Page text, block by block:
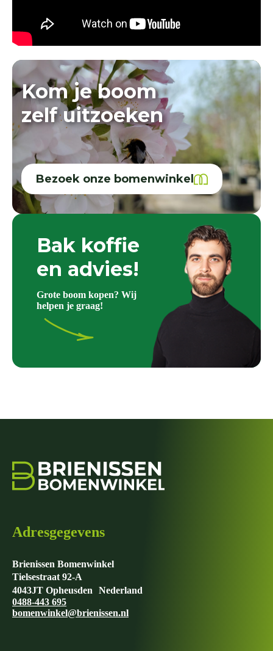
Kom je boom
zelf uitzoeken
Bezoek onze bomenwinkel
Bak koffie
en advies!
Grote boom kopen? Wij
helpen je graag!
Adresgegevens
Brienissen Bomenwinkel
Tielsestraat 92-A
4043JT Opheusden Nederland
0488-443 695
bomenwinkel@brienissen.nl